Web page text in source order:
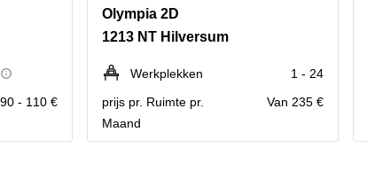
90 - 110 €
Olympia 2D
1213 NT Hilversum
Werkplekken
1 - 24
prijs pr. Ruimte pr.
Maand
Van 235 €